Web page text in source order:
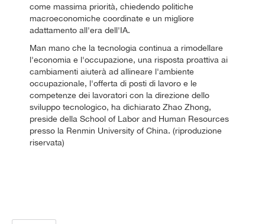
come massima priorità, chiedendo politiche
macroeconomiche coordinate e un migliore
adattamento all'era dell'IA.
Man mano che la tecnologia continua a rimodellare
l'economia e l'occupazione, una risposta proattiva ai
cambiamenti aiuterà ad allineare l'ambiente
occupazionale, l'offerta di posti di lavoro e le
competenze dei lavoratori con la direzione dello
sviluppo tecnologico, ha dichiarato Zhao Zhong,
preside della School of Labor and Human Resources
presso la Renmin University of China. (riproduzione
riservata)